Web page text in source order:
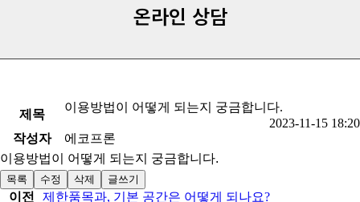
온라인 상담
제목
이용방법이 어떻게 되는지 궁금합니다.
2023-11-15 18:20
작성자
에코프론
이용방법이 어떻게 되는지 궁금합니다.
목록 수정 삭제 글쓰기
이전 제한품목과, 기본 공간은 어떻게 되나요?